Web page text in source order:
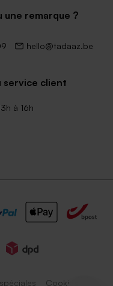
une remarque ?
hello@tadaaz.be
service client
à 16h
Cookies